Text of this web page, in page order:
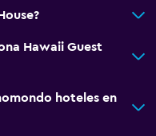
Hawaii Guest
hoteles en